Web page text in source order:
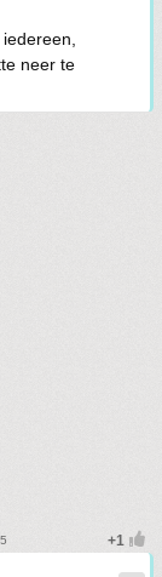
neer te